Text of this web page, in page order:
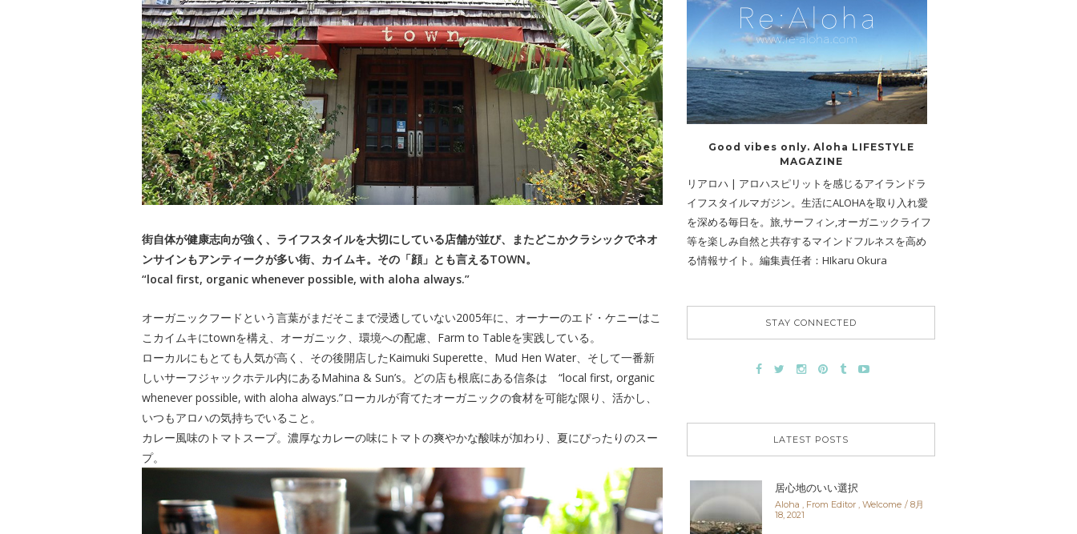
街自体が健康志向が強く、ライフスタイルを大切にしている店舗が並び、またどこかクラシックでネオ
ンサインもアンティークが多い街、カイムキ。その「顔」とも言えるTOWN。
“local first, organic whenever possible, with aloha always.”
オーガニックフードという言葉がまだそこまで浸透していない2005年に、オーナーのエド・ケニーはこ
こカイムキにtownを構え、オーガニック、環境への配慮、Farm to Tableを実践している。
ローカルにもとても人気が高く、その後開店したKaimuki Superette、Mud Hen Water、そして一番新
しいサーフジャックホテル内にあるMahina & Sun’s。どの店も根底にある信条は “local first, organic
whenever possible, with aloha always.”ローカルが育てたオーガニックの食材を可能な限り、活かし、
いつもアロハの気持ちでいること。
カレー風味のトマトスープ。濃厚なカレーの味にトマトの爽やかな酸味が加わり、夏にぴったりのスー
プ。
Good vibes only. Aloha LIFESTYLE
MAGAZINE
リアロハ | アロハスピリットを感じるアイランドラ
イフスタイルマガジン。生活にALOHAを取り入れ愛
を深める毎日を。旅,サーフィン,オーガニックライフ
等を楽しみ自然と共存するマインドフルネスを高め
る情報サイト。編集責任者：HIkaru Okura
STAY CONNECTED
LATEST POSTS
居心地のいい選択
Aloha From Editor ,Welcome
8月
18, 2021